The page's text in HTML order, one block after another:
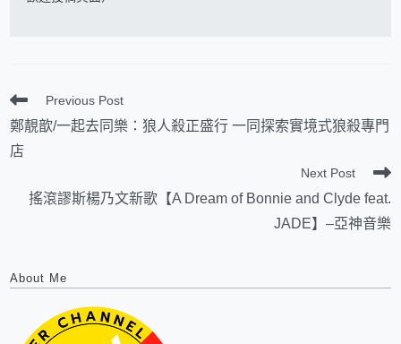
Previous Post
鄭靚歆/一起去同樂：狼人殺正盛行 一同探索實境式狼殺專門
店
Next Post
搖滾謬斯楊乃文新歌【A Dream of Bonnie and Clyde feat.
JADE】–亞神音樂
About Me